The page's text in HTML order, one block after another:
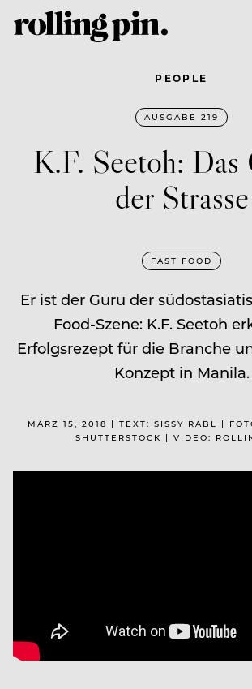
PEOPLE
AUSGABE 219
K.F. Seetoh: Das
der Strasse
FAST FOOD
Er ist der Guru der
Food-Szene: K.F. Seetoh
Erfolgsrezept für die Branche
Konzept in Manila.
MÄRZ 15, 2018 | TEXT: SISSY RABL |
SHUTTERSTOCK | VIDEO: